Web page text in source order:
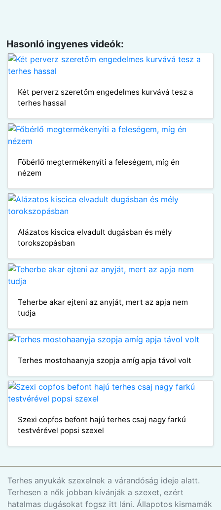
Hasonló ingyenes videók:
Két perverz szeretőm engedelmes kurvává tesz a
terhes hassal
Főbérlő megtermékenyíti a feleségem, míg én
nézem
Alázatos kiscica elvadult dugásban és mély
torokszopásban
Teherbe akar ejteni az anyját, mert az apja nem
tudja
Terhes mostohaanyja szopja amíg apja távol volt
Szexi copfos befont hajú terhes csaj nagy farkú
testvérével popsi szexel
Terhes anyukák szexelnek a várandóság ideje alatt.
Terhesen a nők jobban kívánják a szexet, ezért
hatalmas dugásokat fogsz itt láni. Állapotos kismamák